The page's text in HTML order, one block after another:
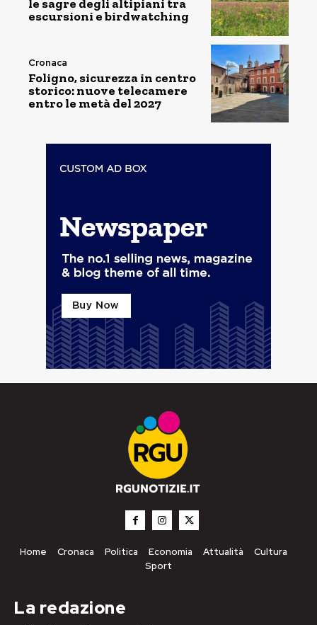
le sagre degli altipiani tra
escursioni e birdwatching
Cronaca
Foligno, sicurezza in centro
storico: nuove telecamere
entro le metà del 2027
Home Cronaca Politica Economia Attualità
Cultura
Sport
La redazione